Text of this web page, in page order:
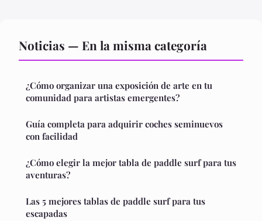
Noticias — En la misma categoría
¿Cómo organizar una exposición de arte en tu
comunidad para artistas emergentes?
Guía completa para adquirir coches seminuevos
con facilidad
¿Cómo elegir la mejor tabla de paddle surf para tus
aventuras?
Las 5 mejores tablas de paddle surf para tus
escapadas